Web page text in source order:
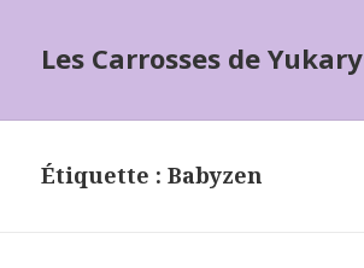
Les Carrosses de Yukary
Étiquette :Babyzen